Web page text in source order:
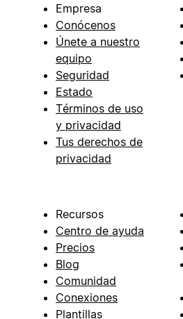
Empresa
Conócenos
Únete a nuestro
equipo
Seguridad
Estado
Términos de uso
y privacidad
Tus derechos de
privacidad
Recursos
Centro de ayuda
Precios
Blog
Comunidad
Conexiones
Plantillas